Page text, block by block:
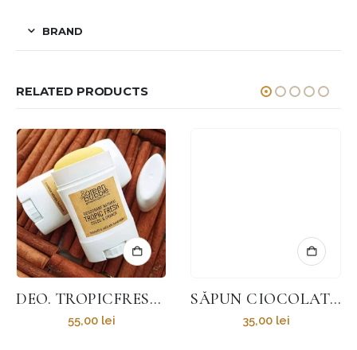
BRAND
RELATED PRODUCTS
DEO. TROPICFRESH BICARBONAT SOLID
55,00 lei
SĂPUN CIOCOLATĂ
35,00 lei